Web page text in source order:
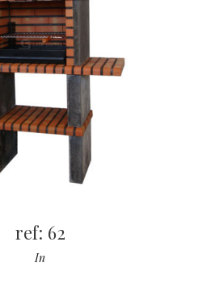
ref: 62
In